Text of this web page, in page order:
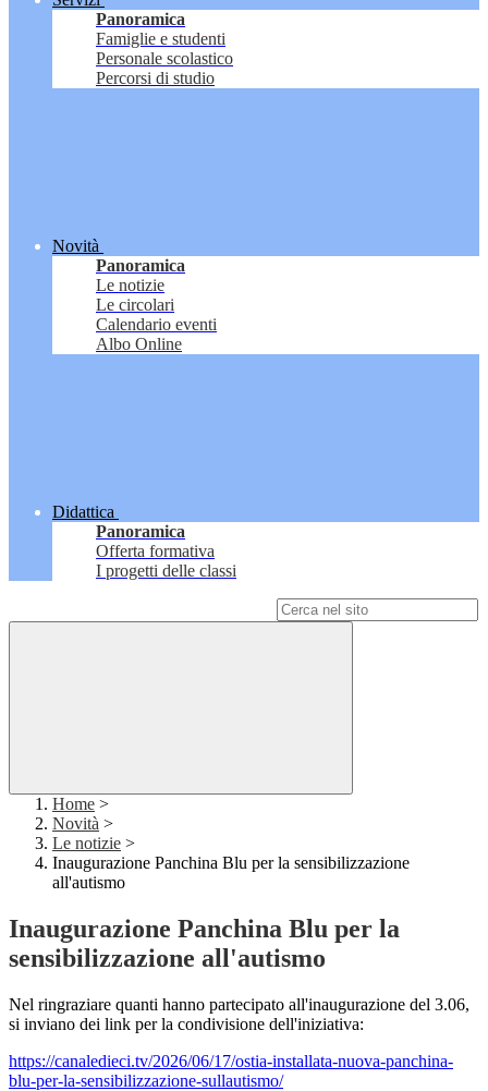
Panoramica
Famiglie e studenti
Personale scolastico
Percorsi di studio
Novità
Panoramica
Le notizie
Le circolari
Calendario eventi
Albo Online
Didattica
Panoramica
Offerta formativa
I progetti delle classi
Home >
Novità >
Le notizie >
Inaugurazione Panchina Blu per la sensibilizzazione
all'autismo
Inaugurazione Panchina Blu per la
sensibilizzazione all'autismo
Nel ringraziare quanti hanno partecipato all'inaugurazione del 3.06,
si inviano dei link per la condivisione dell'iniziativa:
https://canaledieci.tv/2026/06/17/ostia-installata-nuova-panchina-
blu-per-la-sensibilizzazione-sullautismo/